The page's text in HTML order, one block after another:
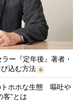
ー『定年後』著者・
込む方法
トホホな生態 嘔吐や
客”とは